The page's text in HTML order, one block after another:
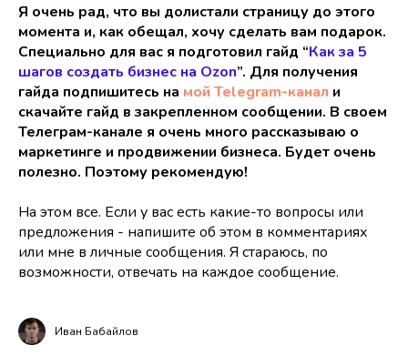
Я очень рад, что вы долистали страницу до этого
момента и, как обещал, хочу сделать вам подарок.
Специально для вас я подготовил гайд “Как за 5
шагов создать бизнес на Ozon”. Для получения
гайда подпишитесь на мой Telegram-канал и
скачайте гайд в закрепленном сообщении. В своем
Телеграм-канале я очень много рассказываю о
маркетинге и продвижении бизнеса. Будет очень
полезно. Поэтому рекомендую!
На этом все. Если у вас есть какие-то вопросы или
предложения - напишите об этом в комментариях
или мне в личные сообщения. Я стараюсь, по
возможности, отвечать на каждое сообщение.
Иван Бабайлов